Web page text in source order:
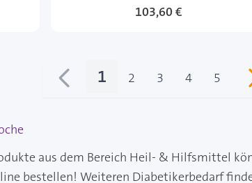
103,60 €
Sie lesen gerade Seite
1 Seite
2 Seite
3 Seite
4 Seite
5
aus dem Bereich Heil- & Hilfsmittel
bestellen! Weiteren Diabetikerbedarf